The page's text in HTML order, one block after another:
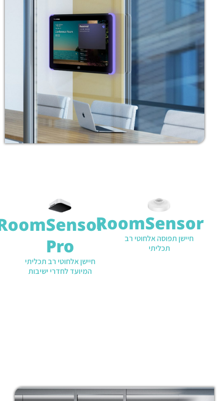
RoomSensor
חיישן תפוסה אלחוטי רב
תכליתי
RoomSensor
Pro
חיישן אלחוטי רב תכליתי
המיועד לחדרי ישיבות